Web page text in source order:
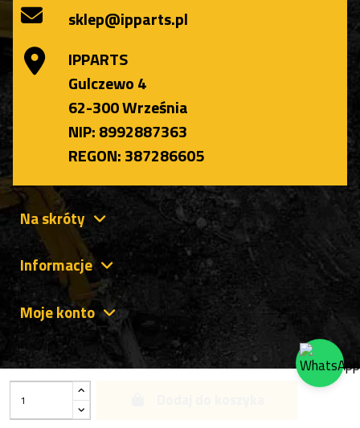
sklep@ipparts.pl
IPPARTS
Gulczewo 4
62-300 Września
NIP: 8992887363
REGON: 387286605
Na skróty
Informacje
Moje konto